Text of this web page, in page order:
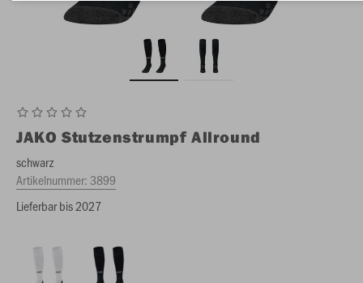
JAKO Stutzenstrumpf Allround
schwarz
Artikelnummer:3899
Lieferbar bis 2027